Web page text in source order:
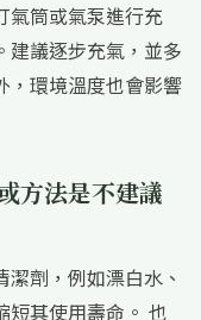
氣筒或氣泵進行充
建議逐步充氣，並多
，環境溫度也會影響
方法是不建議
劑，例如漂白水、
短其使用壽命。 也